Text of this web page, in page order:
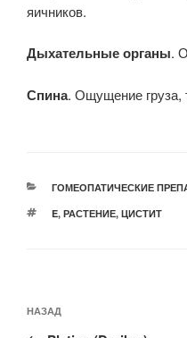
яичников.
Дыхательные органы.
Спина. Ощущение груза,
РУБРИКИ
ГОМЕОПАТИЧЕСКИЕ
МЕТКИ
E, РАСТЕНИЕ, ЦИСТИТ
по
Предыдущая
НАЗАД